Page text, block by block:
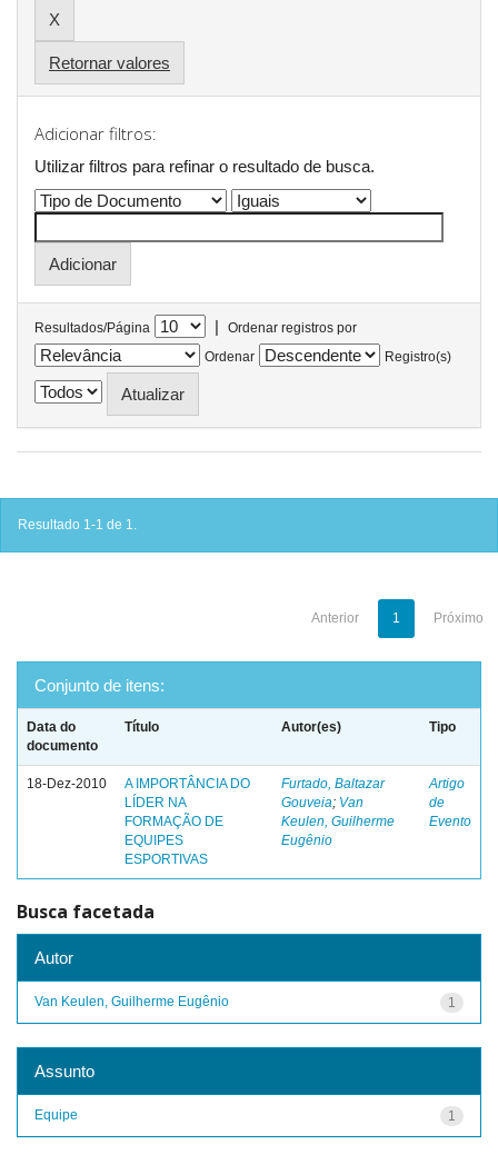
Retornar valores
Adicionar filtros:
Utilizar filtros para refinar o resultado de busca.
Resultados/Página |
Ordenar registros por
Ordenar
Registro(s)
Resultado 1-1 de 1.
Anterior 1 Próximo
Conjunto de itens:
Data do
documento
Título Autor(es) Tipo
18-Dez-2010
A IMPORTÂNCIA DO
LÍDER NA
FORMAÇÃO DE
EQUIPES
ESPORTIVAS
Furtado, Baltazar
Gouveia; Van
Keulen, Guilherme
Eugênio
Artigo
de
Evento
Busca facetada
Autor
1
Van Keulen, Guilherme Eugênio
Assunto
1
Equipe